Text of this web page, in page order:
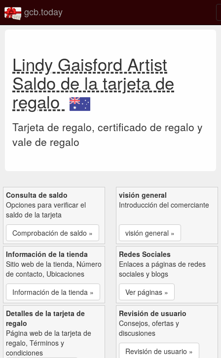
gcb.today
Lindy Gaisford Artist
Saldo de la tarjeta de
regalo
Tarjeta de regalo, certificado de regalo y
vale de regalo
Consulta de saldo
Opciones para verificar el
saldo de la tarjeta
Comprobación de saldo »
visión general
Introducción del comerciante
visión general »
Información de la tienda
Sitio web de la tienda, Número
de contacto, Ubicaciones
Información de la tienda »
Redes Sociales
Enlaces a páginas de redes
sociales y blogs
Ver páginas »
Detalles de la tarjeta de
regalo
Página web de la tarjeta de
regalo, Términos y
condiciones
Revisión de usuario
Consejos, ofertas y
discusiones
Revisión de usuario »